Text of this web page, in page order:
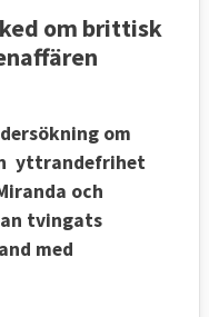
om brittisk
om
yttrandefrihet
och
tvingats
med